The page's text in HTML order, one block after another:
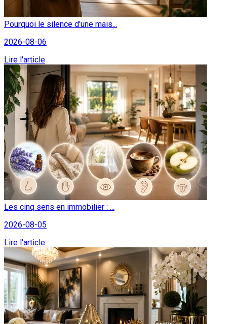
Pourquoi le silence d'une mais...
2026-08-06
Lire l'article
Les cinq sens en immobilier : ...
2026-08-05
Lire l'article